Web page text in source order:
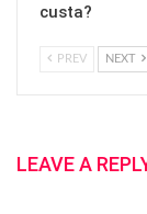
custa?
PREV NEXT
LEAVE A